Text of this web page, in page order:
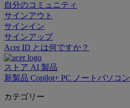
自分のコミュニティ
サインアウト
サインイン
サインアップ
Acer ID とは何ですか？
ストア AI 製品
新製品 Copilot+ PC ノートパソコン
カテゴリー